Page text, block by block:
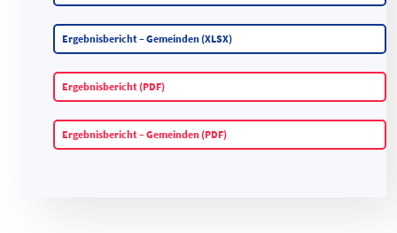
Ergebnisbericht – Gemeinden (XLSX)
Ergebnisbericht (PDF)
Ergebnisbericht – Gemeinden (PDF)